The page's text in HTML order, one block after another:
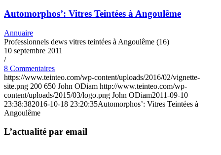
Automorphos’: Vitres Teintées à Angoulême
Annuaire
Professionnels dews vitres teintées à Angoulême (16)
10 septembre 2011
/
8 Commentaires
https://www.teinteo.com/wp-content/uploads/2016/02/vignette-
site.png 200 650 John ODiam http://www.teinteo.com/wp-
content/uploads/2015/03/logo.png John ODiam2011-09-10
23:38:382016-10-18 23:20:35Automorphos’: Vitres Teintées à
Angoulême
L’actualité par email